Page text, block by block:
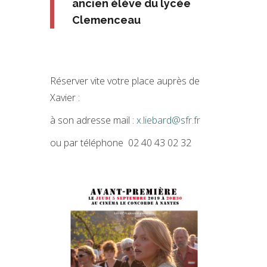
ancien élève du lycée
Clemenceau
Réserver vite votre place auprès de
Xavier :
à son adresse mail : x.liebard@sfr.fr
ou par téléphone 02 40 43 02 32